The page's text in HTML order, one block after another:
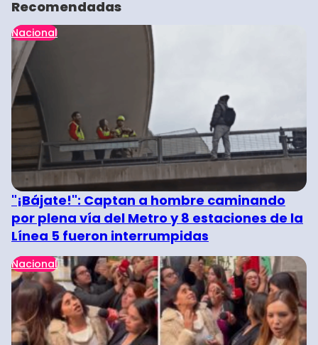
Recomendadas
Nacional
"¡Bájate!": Captan a hombre caminando
por plena vía del Metro y 8 estaciones de la
Línea 5 fueron interrumpidas
Nacional